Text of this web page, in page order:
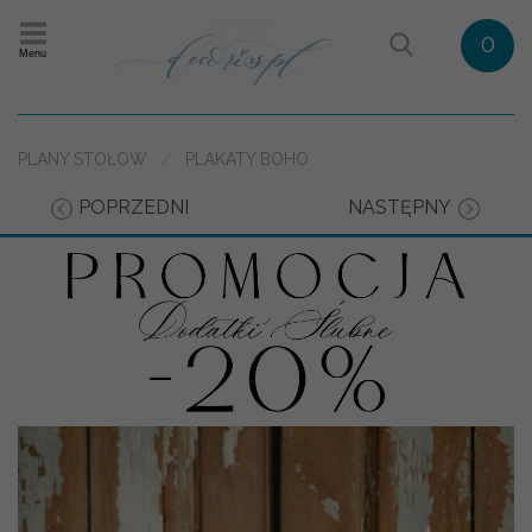
Menu 0
PLANY STOŁÓW PLAKATY BOHO
POPRZEDNI NASTĘPNY